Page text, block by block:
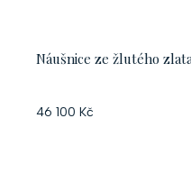
Náušnice ze žlutého
46 100 Kč